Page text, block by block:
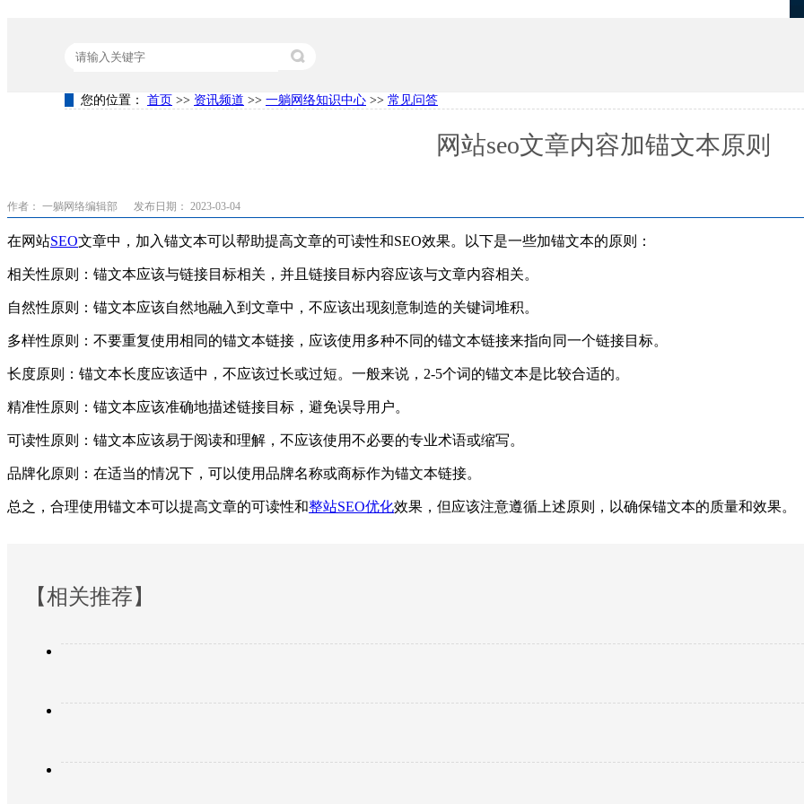
您的位置： 首页 >> 资讯频道 >> 一躺网络知识中心 >> 常见问答
网站seo文章内容加锚文本原则
作者： 一躺网络编辑部 发布日期： 2023-03-04
在网站SEO文章中，加入锚文本可以帮助提高文章的可读性和SEO效果。以下是一些加锚文本的原则：
相关性原则：锚文本应该与链接目标相关，并且链接目标内容应该与文章内容相关。
自然性原则：锚文本应该自然地融入到文章中，不应该出现刻意制造的关键词堆积。
多样性原则：不要重复使用相同的锚文本链接，应该使用多种不同的锚文本链接来指向同一个链接目标。
长度原则：锚文本长度应该适中，不应该过长或过短。一般来说，2-5个词的锚文本是比较合适的。
精准性原则：锚文本应该准确地描述链接目标，避免误导用户。
可读性原则：锚文本应该易于阅读和理解，不应该使用不必要的专业术语或缩写。
品牌化原则：在适当的情况下，可以使用品牌名称或商标作为锚文本链接。
总之，合理使用锚文本可以提高文章的可读性和整站SEO优化效果，但应该注意遵循上述原则，以确保锚文本的质量和效果。
【相关推荐】